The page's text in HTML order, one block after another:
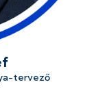
tervező